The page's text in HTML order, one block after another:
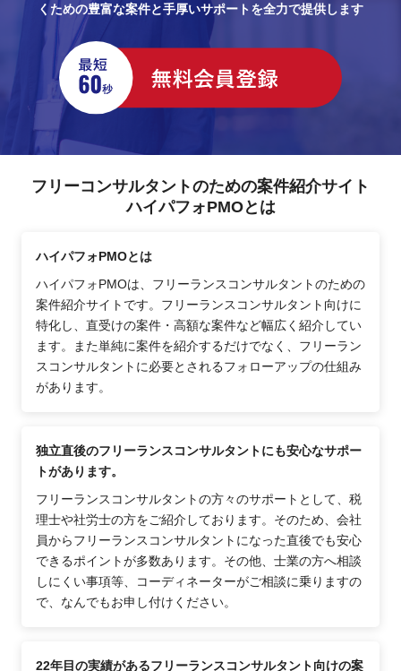
くための豊富な案件と手厚いサポートを全力で提供します
フリーコンサルタントのための案件紹介サイト
ハイパフォPMOとは
ハイパフォPMOとは
ハイパフォPMOは、フリーランスコンサルタントのための
案件紹介サイトです。フリーランスコンサルタント向けに
特化し、直受けの案件・高額な案件など幅広く紹介してい
ます。また単純に案件を紹介するだけでなく、フリーラン
スコンサルタントに必要とされるフォローアップの仕組み
があります。
独立直後のフリーランスコンサルタントにも安心なサポー
トがあります。
フリーランスコンサルタントの方々のサポートとして、税
理士や社労士の方をご紹介しております。そのため、会社
員からフリーランスコンサルタントになった直後でも安心
できるポイントが多数あります。その他、士業の方へ相談
しにくい事項等、コーディネーターがご相談に乗りますの
で、なんでもお申し付けください。
22年目の実績があるフリーランスコンサルタント向けの案